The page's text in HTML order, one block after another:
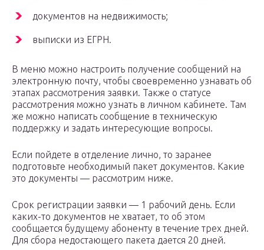
документов на недвижимость;
выписки из ЕГРН.
В меню можно настроить получение сообщений на
электронную почту, чтобы своевременно узнавать об
этапах рассмотрения заявки. Также о статусе
рассмотрения можно узнать в личном кабинете. Там
же можно написать сообщение в техническую
поддержку и задать интересующие вопросы.
Если пойдете в отделение лично, то заранее
подготовьте необходимый пакет документов. Какие
это документы — рассмотрим ниже.
Срок регистрации заявки — 1 рабочий день. Если
каких-то документов не хватает, то об этом
сообщается будущему абоненту в течение трех дней.
Для сбора недостающего пакета дается 20 дней.